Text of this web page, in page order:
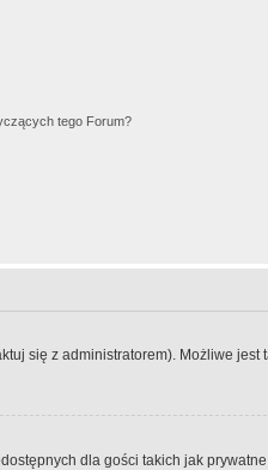
tego Forum?
się z administratorem). Możliwe jest
dla gości takich jak